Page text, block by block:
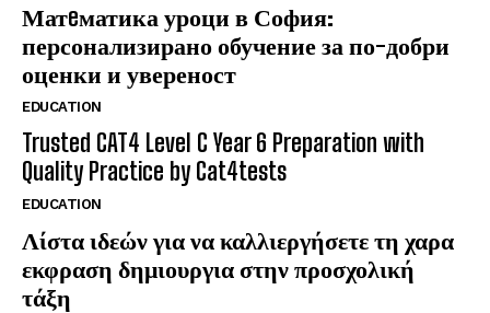
Матeматика уроци в София:
персонализирано обучение за по-добри
оценки и увереност
EDUCATION
Trusted CAT4 Level C Year 6 Preparation with
Quality Practice by Cat4tests
EDUCATION
Λίστα ιδεών για να καλλιεργήσετε τη χαρα
εκφραση δημιουργια στην προσχολική
τάξη